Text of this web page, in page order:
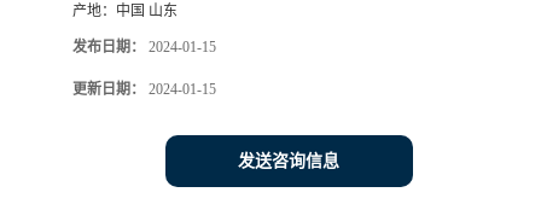
产地： 中国 山东
发布日期： 2024-01-15
更新日期： 2024-01-15
发送咨询信息